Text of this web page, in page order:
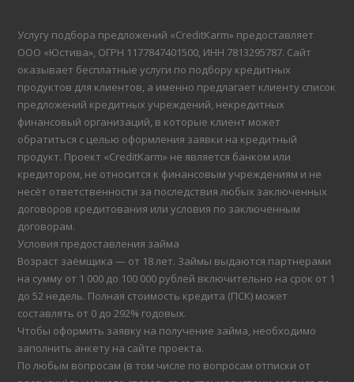
Услугу подбора предложений «CreditKarm» предоставляет
ООО «Юстива», ОГРН 1177847401500, ИНН 7813295787. Сайт
оказывает бесплатные услуги по подбору кредитных
продуктов для клиентов, а именно предлагает клиенту список
предложений кредитных учреждений, некредитных
финансовый организаций, в которые клиент может
обратиться с целью оформления заявки на кредитный
продукт. Проект «CreditKarm» не является банком или
кредитором, не относится к финансовым учреждениям и не
несёт ответственности за последствия любых заключенных
договоров кредитования или условия по заключенным
договорам.
Условия предоставления займа
Возраст заёмщика — от 18 лет. Займы выдаются партнерами
на сумму от 1 000 до 100 000 рублей включительно на срок от 1
до 52 недель. Полная стоимость кредита (ПСК) может
составлять от 0 до 292% годовых.
Чтобы оформить заявку на получение займа, необходимо
заполнить анкету на сайте проекта.
По любым вопросам (в том числе по вопросам отписки от